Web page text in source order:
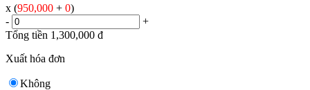
x (950,000 + 0)
-
+
Tổng tiền 1,300,000 đ
Xuất hóa đơn
Không